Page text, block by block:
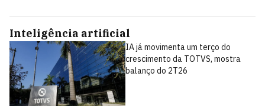
Inteligência artificial
IA já movimenta um terço do
crescimento da TOTVS, mostra
balanço do 2T26